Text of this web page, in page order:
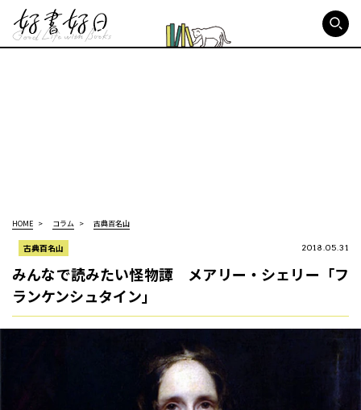
HOME コラム 古典百名山
古典百名山 2018.05.31
みんなで読みたい怪物譚 メアリー・シェリー「フ
ランケンシュタイン」